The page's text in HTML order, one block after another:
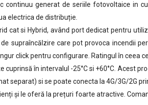
generat de seriile fotovoltaice in
electrica de distribuție.
cat si Hybrid, având port dedicat pentru
care pot provoca incendii
click pentru configurare. Ratingul în ceea
în intervalul -25°C si +60°C. Acest
separat) si se poate conecta la 4G/3G/2G
și le oferă la prețuri foarte atractive.